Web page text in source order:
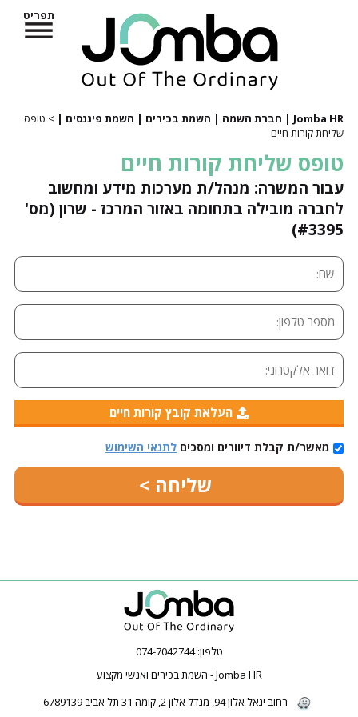
תפריט
Jomba HR | חברת השמה | השמת בכירים | השמת פיננסים |
> טופס
שליחת קורות חיים
טופס שליחת קורות חיים
עבור המשרה: מנהל/ת מערכות מידע ומחשוב
לחברה מובילה בתחומה באזור המרכז - שרון (מס'
#3395)
העלאת קובץ קורות חיים
מאשר/ת קבלת דיוורים ומסכים לתנאי השימוש
טלפון:074-7042744
Jomba HR - השמת בכירים ואנשי מקצוע
רחוב יגאל אלון 94, מגדל אלון 2, קומה 31 תל אביב 6789139